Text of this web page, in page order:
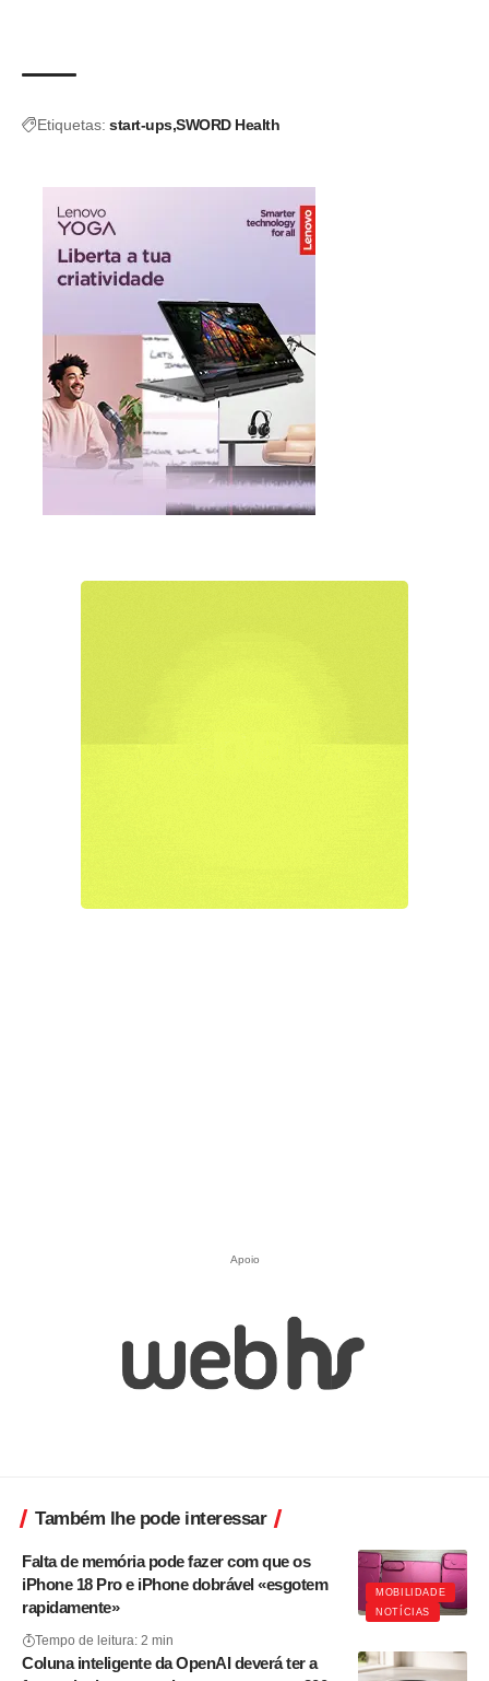
Etiquetas: start-ups SWORD Health
Apoio
Também lhe pode interessar
MOBILIDADE
NOTÍCIAS
Falta de memória pode fazer com que os
iPhone 18 Pro e iPhone dobrável «esgotem
rapidamente»
Tempo de leitura: 2 min
Coluna inteligente da OpenAI deverá ter a